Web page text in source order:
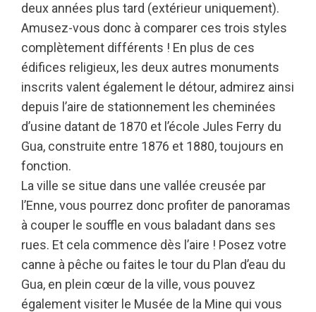
deux années plus tard (extérieur uniquement).
Amusez-vous donc à comparer ces trois styles
complètement différents ! En plus de ces
édifices religieux, les deux autres monuments
inscrits valent également le détour, admirez ainsi
depuis l’aire de stationnement les cheminées
d’usine datant de 1870 et l’école Jules Ferry du
Gua, construite entre 1876 et 1880, toujours en
fonction.
La ville se situe dans une vallée creusée par
l’Enne, vous pourrez donc profiter de panoramas
à couper le souffle en vous baladant dans ses
rues. Et cela commence dès l’aire ! Posez votre
canne à pêche ou faites le tour du Plan d’eau du
Gua, en plein cœur de la ville, vous pouvez
également visiter le Musée de la Mine qui vous